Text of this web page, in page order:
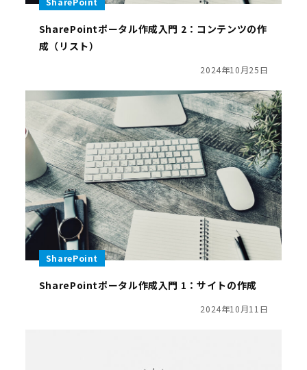
SharePointポータル作成入門 2：コンテンツの作
成（リスト）
2024年10月25日
SharePoint
SharePointポータル作成入門 1：サイトの作成
2024年10月11日